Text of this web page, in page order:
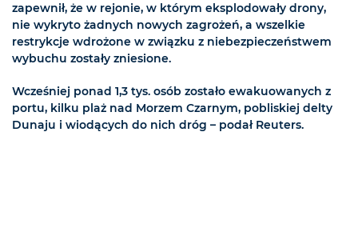
zapewnił, że w rejonie, w którym eksplodowały drony,
nie wykryto żadnych nowych zagrożeń, a wszelkie
restrykcje wdrożone w związku z niebezpieczeństwem
wybuchu zostały zniesione.
Wcześniej ponad 1,3 tys. osób zostało ewakuowanych z
portu, kilku plaż nad Morzem Czarnym, pobliskiej delty
Dunaju i wiodących do nich dróg – podał Reuters.